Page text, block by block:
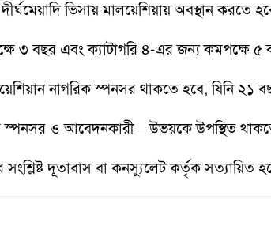
ভিসায় মালয়েশিয়ায় অবস্থান করতে
৩ বছর এবং ক্যাটাগরি ৪-এর জন্য কমপক্ষে ৫
নাগরিক স্পনসর থাকতে হবে, যিনি ২১
ও আবেদনকারী—উভয়কে উপস্থিত
সংশ্লিষ্ট দূতাবাস বা কনস্যুলেট কর্তৃক সত্যায়িত